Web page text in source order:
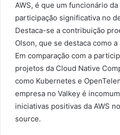
AWS, é que um funcionário
participação significativa no
Destaca-se a contribuição
Olson, que se destaca como
Em comparação com a
projetos da Cloud Native
como Kubernetes e
empresa no Valkey é
iniciativas positivas da AWS
source.